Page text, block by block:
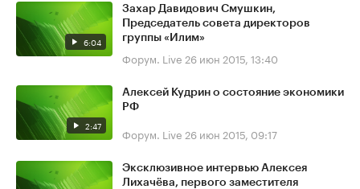
6:04
Захар Давидович Смушкин,
Председатель совета директоров
группы «Илим»
Форум. Live 26 июн 2015, 13:40
2:47
Алексей Кудрин о состояние экономики
РФ
Форум. Live 26 июн 2015, 09:17
Эксклюзивное интервью Алексея
Лихачёва, первого заместителя